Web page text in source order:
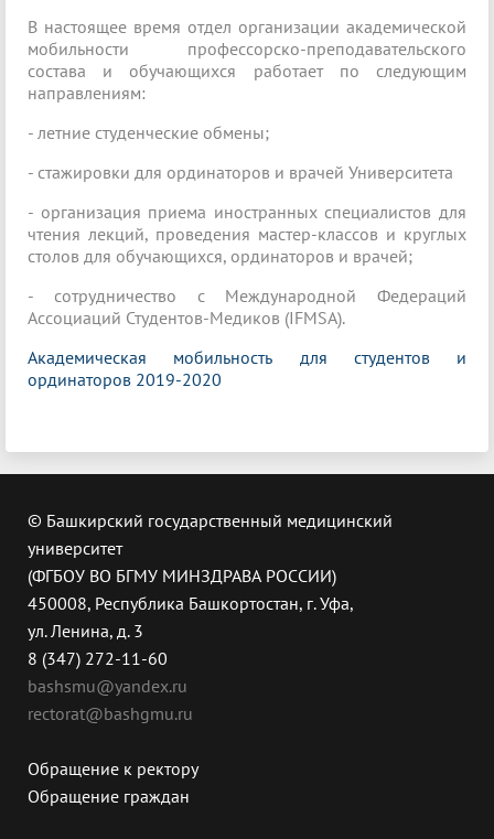
В настоящее время отдел организации академической
мобильности профессорско-преподавательского
состава и обучающихся работает по следующим
направлениям:
- летние студенческие обмены;
- стажировки для ординаторов и врачей Университета
- организация приема иностранных специалистов для
чтения лекций, проведения мастер-классов и круглых
столов для обучающихся, ординаторов и врачей;
- сотрудничество с Международной Федераций
Ассоциаций Студентов-Медиков (IFMSA).
Академическая мобильность для студентов и
ординаторов 2019-2020
© Башкирский государственный медицинский
университет
(ФГБОУ ВО БГМУ МИНЗДРАВА РОССИИ)
450008, Республика Башкортостан, г. Уфа,
ул. Ленина, д. 3
8 (347) 272-11-60
bashsmu@yandex.ru
rectorat@bashgmu.ru
Обращение к ректору
Обращение граждан